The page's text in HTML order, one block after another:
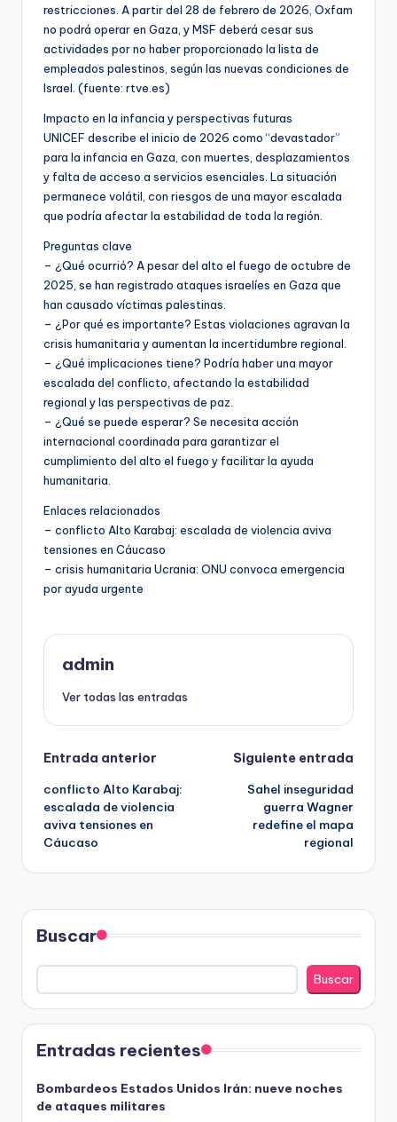
restricciones. A partir del 28 de febrero de 2026, Oxfam
no podrá operar en Gaza, y MSF deberá cesar sus
actividades por no haber proporcionado la lista de
empleados palestinos, según las nuevas condiciones de
Israel. (fuente: rtve.es)
Impacto en la infancia y perspectivas futuras
UNICEF describe el inicio de 2026 como “devastador”
para la infancia en Gaza, con muertes, desplazamientos
y falta de acceso a servicios esenciales. La situación
permanece volátil, con riesgos de una mayor escalada
que podría afectar la estabilidad de toda la región.
Preguntas clave
– ¿Qué ocurrió? A pesar del alto el fuego de octubre de
2025, se han registrado ataques israelíes en Gaza que
han causado víctimas palestinas.
– ¿Por qué es importante? Estas violaciones agravan la
crisis humanitaria y aumentan la incertidumbre regional.
– ¿Qué implicaciones tiene? Podría haber una mayor
escalada del conflicto, afectando la estabilidad
regional y las perspectivas de paz.
– ¿Qué se puede esperar? Se necesita acción
internacional coordinada para garantizar el
cumplimiento del alto el fuego y facilitar la ayuda
humanitaria.
Enlaces relacionados
– conflicto Alto Karabaj: escalada de violencia aviva
tensiones en Cáucaso
– crisis humanitaria Ucrania: ONU convoca emergencia
por ayuda urgente
admin
Ver todas las entradas
Navegación
de
entradas
Entrada anterior
conflicto Alto Karabaj:
escalada de violencia
aviva tensiones en
Cáucaso
Siguiente entrada
Sahel inseguridad
guerra Wagner
redefine el mapa
regional
Buscar
Buscar
Entradas recientes
Bombardeos Estados Unidos Irán: nueve noches
de ataques militares